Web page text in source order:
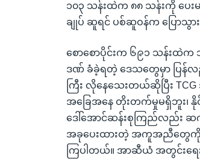
၁၀၃ သန်းထဲက ၈၈ သန်းကို ပေ
ချုပ် ဆူရင် ပစ်ဆူဝန်က ပြောသွာ
စောစောပိုင်းက ၆၉၁ သန်းထဲက
ဒဏ် ခံခဲ့ရတဲ့ ဒေသတွေမှာ ပြ
ကြီး လိုနေသေးတယ်ဆိုပြီး TCG
အခြေအနေ တိုးတက်မှုမရှိဘူး၊ နို
ဒေါ်အောင်ဆန်းစုကြည်လည်း
အခုပေးထားတဲ့ အကူအညီတွေကို
ကြပါတယ်။ အာဆီယံ အတွင်းရေ